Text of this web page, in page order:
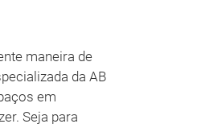
maneira de
da AB
em
Seja para